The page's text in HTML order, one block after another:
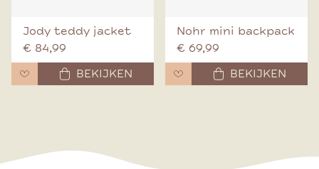
Jody teddy jacket
€ 84,99
BEKIJKEN
Nohr mini backpack
€ 69,99
BEKIJKEN